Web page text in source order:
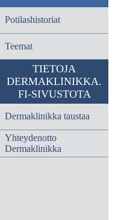
Potilashistoriat
Teemat
TIETOJA
DERMAKLINIKKA.
FI-SIVUSTOTA
Dermaklinikka taustaa
Yhteydenotto
Dermaklinikka